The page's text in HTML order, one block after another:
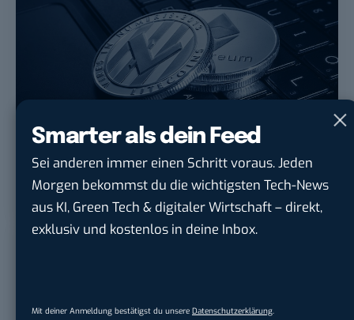
Smarter als dein Feed
Sei anderen immer einen Schritt voraus. Jeden
Morgen bekommst du die wichtigsten Tech-News
aus KI, Green Tech & digitaler Wirtschaft – direkt,
exklusiv und kostenlos in deine Inbox.
Mit deiner Anmeldung bestätigst du unsere Datenschutzerklärung.
MONEY TECH
Krypto-Plattform Qubit gehackt – 80
Millionen US-Dollar futsch